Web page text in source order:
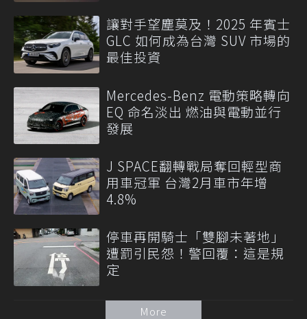
讓對手望塵莫及！2025 年賓士
GLC 如何成為台灣 SUV 市場的
最佳投資
Mercedes-Benz 電動策略轉向
EQ 命名淡出 燃油與電動並行
發展
J SPACE翻轉戰局奪回輕型商
用車冠軍 台灣2月車市年增
4.8%
停車再開騎士「雙腳未著地」
遭罰引民怨！警回覆：這是規
定
More